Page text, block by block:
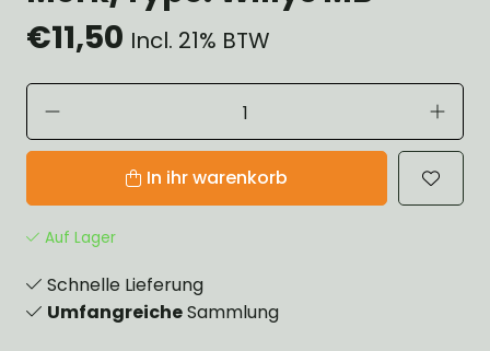
€11,50 Incl. 21% BTW
In ihr warenkorb
Auf Lager
Schnelle Lieferung
UmfangreicheSammlung